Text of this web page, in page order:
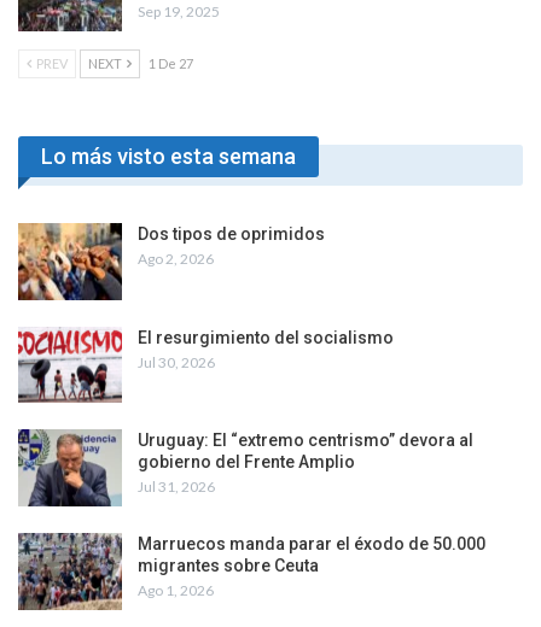
Sep 19, 2025
PREV NEXT 1 De 27
Lo más visto esta semana
Dos tipos de oprimidos
Ago 2, 2026
El resurgimiento del socialismo
Jul 30, 2026
Uruguay: El “extremo centrismo” devora al
gobierno del Frente Amplio
Jul 31, 2026
Marruecos manda parar el éxodo de 50.000
migrantes sobre Ceuta
Ago 1, 2026